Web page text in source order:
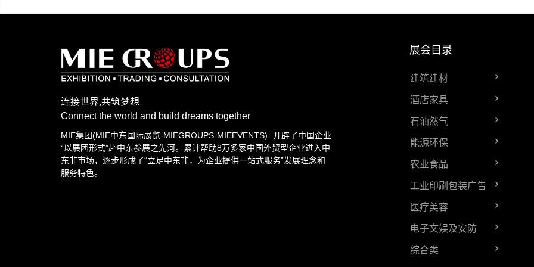
连接世界,共筑梦想
Connect the world and build dreams together
MIE集团(MIE中东国际展览-MIEGROUPS-MIEEVENTS)- 开辟了中国企业
“以展团形式”赴中东参展之先河。累计帮助8万多家中国外贸型企业进入中
东非市场，逐步形成了“立足中东非，为企业提供一站式服务”发展理念和
服务特色。
展会目录
建筑建材
酒店家具
石油然气
能源环保
农业食品
工业印刷包装广告
医疗美容
电子文娱及安防
综合类